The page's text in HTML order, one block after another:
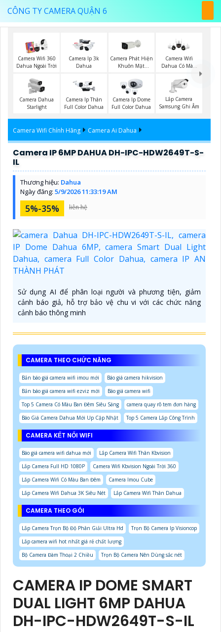
CÔNG TY CAMERA QUẬN 6
Camera Wifi 360
Dahua Ngoài Trời
Camera Ip 3k
Dahua
Camera Phát Hiện
Khuôn Mặt
Camera Wifi
Dahua Có Màu
Camera Dahua
Starlight
Camera Ip Thân
Full Color Dahua
Camera Ip Dome
Full Color Dahua
Lắp Camera
Samsung Ghi Âm
Camera Wifi Chính Hãng Camera Ai Dahua
Camera IP 6MP DAHUA DH-IPC-HDW2649T-S-
IL
Thương hiệu: Dahua
Ngày đăng: 5/9/2026 11:33:19 AM
5%-35% liên hệ
Sử dụng AI để phân loại người và phương tiện, giảm
cảnh báo giả, hỗ trợ bảo vệ chu vi với các chức năng
cảnh báo thông minh
CAMERA THEO CHỨC NĂNG
Bản báo giá camera wifi imou mới
Báo giá camera hikvision
Bản báo giá camera wifi ezviz mới
Báo giá camera wifi
Top 5 Camera Có Màu Ban Đêm Siêu Sáng
camera quay rõ tem đơn hàng
Báo Giá Camera Dahua Mới Up Cập Nhật
Top 5 Camera Lắp Công Trình
CAMERA KẾT NỐI WIFI
Báo giá camera wifi dahua mới
Lắp Camera Wifi Thân Kbvision
Lắp Camera Full HD 1080P
Camera Wifi Kbvision Ngoài Trời 360
Lắp Camera Wifi Có Màu Ban Đêm
Camera Imou Cube
Lắp Camera Wifi Dahua 3K Siêu Nét
Lắp Camera Wifi Thân Dahua
CAMERA THEO GÓI
Lắp Camera Trọn Bộ Độ Phân Giải Ultra Hd
Trọn Bộ Camera Ip Visioncop
Lắp camera wifi hot nhất giá rẻ chất lượng
Bộ Camera Đàm Thoại 2 Chiều
Trọn Bộ Camera Nên Dùng sắc nét
CAMERA IP DOME SMART
DUAL LIGHT 6MP DAHUA
DH-IPC-HDW2649T-S-IL